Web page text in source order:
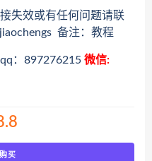
失效或有任何问题请联
备注：教程
：897276215 微信:
买